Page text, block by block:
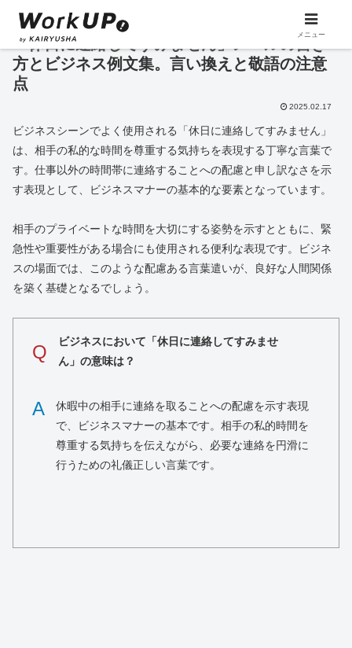
「休日に連絡してすみません」メールの書き
方とビジネス例文集。言い換えと敬語の注意
点
2025.02.17
ビジネスシーンでよく使用される「休日に連絡してすみません」
は、相手の私的な時間を尊重する気持ちを表現する丁寧な言葉で
す。仕事以外の時間帯に連絡することへの配慮と申し訳なさを示
す表現として、ビジネスマナーの基本的な要素となっています。
相手のプライベートな時間を大切にする姿勢を示すとともに、緊
急性や重要性がある場合にも使用される便利な表現です。ビジネ
スの場面では、このような配慮ある言葉遣いが、良好な人間関係
を築く基礎となるでしょう。
Q
ビジネスにおいて「休日に連絡してすみませ
ん」の意味は？
A
休暇中の相手に連絡を取ることへの配慮を示す表現
で、ビジネスマナーの基本です。相手の私的時間を
尊重する気持ちを伝えながら、必要な連絡を円滑に
行うための礼儀正しい言葉です。
メニュー